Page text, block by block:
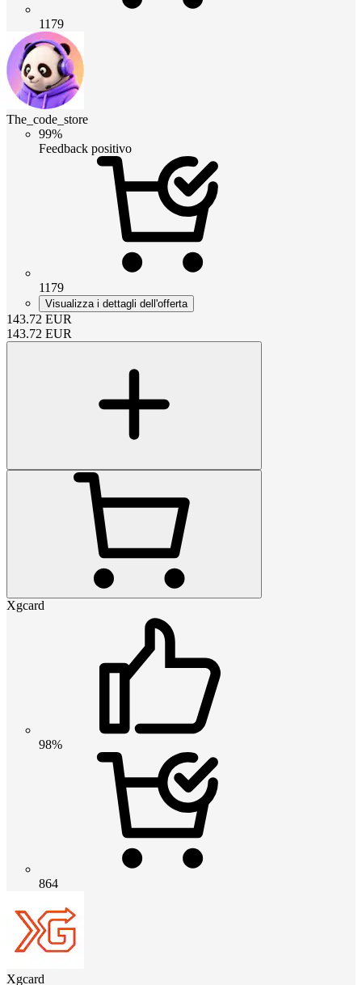
1179
The_code_store
99%
Feedback positivo
1179
Visualizza i dettagli dell'offerta
143.72 EUR
143.72 EUR
Xgcard
98%
864
Xgcard